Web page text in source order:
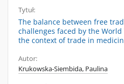
Tytuł:
The balance between free
challenges faced by the
the context of trade in
Autor:
Krukowska-Siembida, Paulina